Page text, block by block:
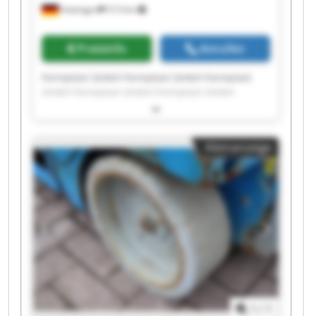
Hattingen 513 km
Preisinfo Anrufen
Formplast GmbH Formplast GmbH Formplast
Formplast GmbH Formplast GmbH Formplast
GmbH Formplast GmbH Formplast GmbH
Formplast GmbH Formplast GmbH Formplast
GmbH Formplast GmbH Formplast GmbH
Kleinanzeige